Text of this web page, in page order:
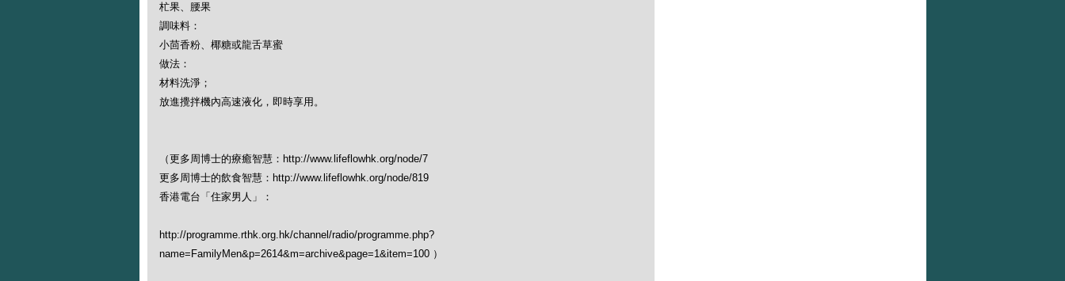
杧果、腰果
調味料：
小茴香粉、椰糖或龍舌草蜜
做法：
材料洗淨；
放進攪拌機內高速液化，即時享用。
（更多周博士的療癒智慧：http://www.lifeflowhk.org/node/7
更多周博士的飲食智慧：http://www.lifeflowhk.org/node/819
香港電台「住家男人」：
http://programme.rthk.org.hk/channel/radio/programme.php?
name=FamilyMen&p=2614&m=archive&page=1&item=100 ）